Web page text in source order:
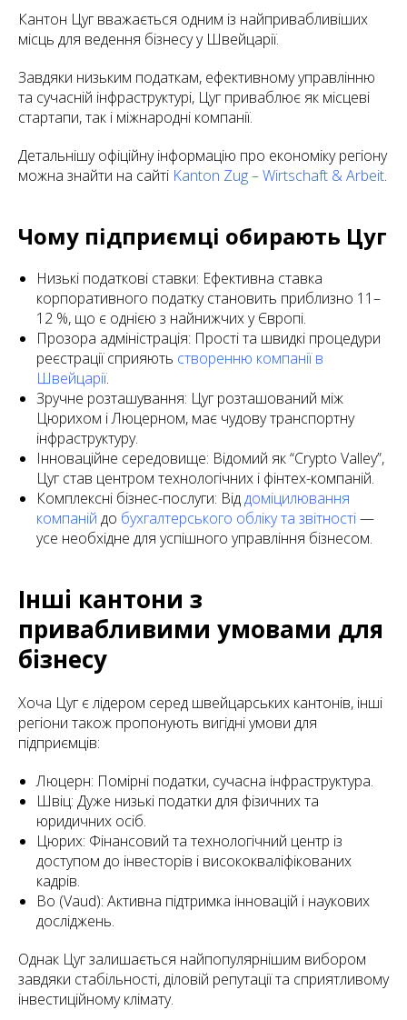
Кантон Цуг вважається одним із найпривабливіших
місць для ведення бізнесу у Швейцарії.
Завдяки низьким податкам, ефективному управлінню
та сучасній інфраструктурі, Цуг приваблює як місцеві
стартапи, так і міжнародні компанії.
Детальнішу офіційну інформацію про економіку регіону
можна знайти на сайті Kanton Zug – Wirtschaft & Arbeit.
Чому підприємці обирають Цуг
Низькі податкові ставки: Ефективна ставка
корпоративного податку становить приблизно 11–
12 %, що є однією з найнижчих у Європі.
Прозора адміністрація: Прості та швидкі процедури
реєстрації сприяють створенню компанії в
Швейцарії.
Зручне розташування: Цуг розташований між
Цюрихом і Люцерном, має чудову транспортну
інфраструктуру.
Інноваційне середовище: Відомий як “Crypto Valley”,
Цуг став центром технологічних і фінтех-компаній.
Комплексні бізнес-послуги: Віддоміцилювання
компаній до бухгалтерського обліку та звітності—
усе необхідне для успішного управління бізнесом.
Інші кантони з
привабливими умовами для
бізнесу
Хоча Цуг є лідером серед швейцарських кантонів, інші
регіони також пропонують вигідні умови для
підприємців:
Люцерн: Помірні податки, сучасна інфраструктура.
Швіц: Дуже низькі податки для фізичних та
юридичних осіб.
Цюрих: Фінансовий та технологічний центр із
доступом до інвесторів і висококваліфікованих
кадрів.
Во (Vaud): Активна підтримка інновацій і наукових
досліджень.
Однак Цуг залишається найпопулярнішим вибором
завдяки стабільності, діловій репутації та сприятливому
інвестиційному клімату.